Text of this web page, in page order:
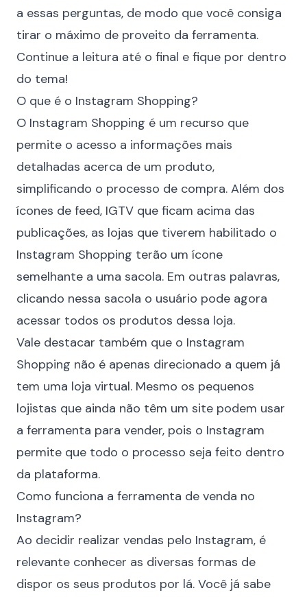
a essas perguntas, de modo que você consiga
tirar o máximo de proveito da ferramenta.
Continue a leitura até o final e fique por dentro
do tema!
O que é o Instagram Shopping?
O Instagram Shopping é um recurso que
permite o acesso a informações mais
detalhadas acerca de um produto,
simplificando o processo de compra. Além dos
ícones de feed, IGTV que ficam acima das
publicações, as lojas que tiverem habilitado o
Instagram Shopping terão um ícone
semelhante a uma sacola. Em outras palavras,
clicando nessa sacola o usuário pode agora
acessar todos os produtos dessa loja.
Vale destacar também que o Instagram
Shopping não é apenas direcionado a quem já
tem uma loja virtual. Mesmo os pequenos
lojistas que ainda não têm um site podem usar
a ferramenta para vender, pois o Instagram
permite que todo o processo seja feito dentro
da plataforma.
Como funciona a ferramenta de venda no
Instagram?
Ao decidir realizar vendas pelo Instagram, é
relevante conhecer as diversas formas de
dispor os seus produtos por lá. Você já sabe